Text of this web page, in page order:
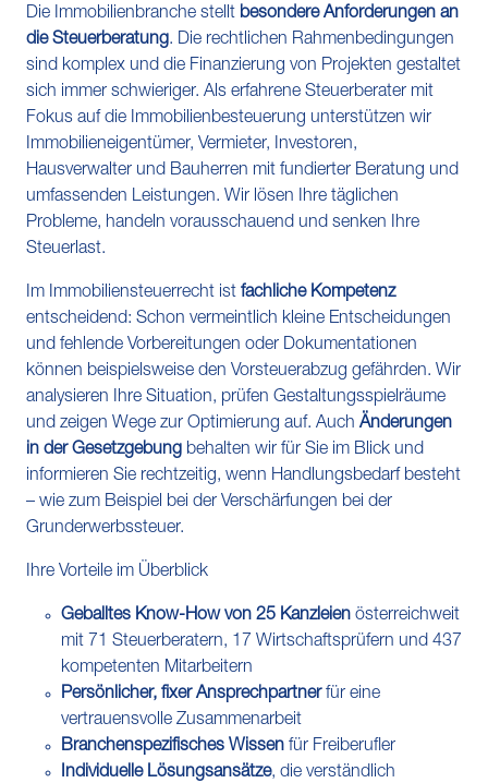
Die Immobilienbranche stellt besondere Anforderungen an
die Steuerberatung. Die rechtlichen Rahmenbedingungen
sind komplex und die Finanzierung von Projekten gestaltet
sich immer schwieriger. Als erfahrene Steuerberater mit
Fokus auf die Immobilienbesteuerung unterstützen wir
Immobilieneigentümer, Vermieter, Investoren,
Hausverwalter und Bauherren mit fundierter Beratung und
umfassenden Leistungen. Wir lösen Ihre täglichen
Probleme, handeln vorausschauend und senken Ihre
Steuerlast.
Im Immobiliensteuerrecht ist fachliche Kompetenz
entscheidend: Schon vermeintlich kleine Entscheidungen
und fehlende Vorbereitungen oder Dokumentationen
können beispielsweise den Vorsteuerabzug gefährden. Wir
analysieren Ihre Situation, prüfen Gestaltungsspielräume
und zeigen Wege zur Optimierung auf. AuchÄnderungen
in der Gesetzgebung behalten wir für Sie im Blick und
informieren Sie rechtzeitig, wenn Handlungsbedarf besteht
– wie zum Beispiel bei der Verschärfungen bei der
Grunderwerbssteuer.
Ihre Vorteile im Überblick
Geballtes Know-How von 25 Kanzleien österreichweit
mit 71 Steuerberatern, 17 Wirtschaftsprüfern und 437
kompetenten Mitarbeitern
Persönlicher, fixer Ansprechpartnerfür eine
vertrauensvolle Zusammenarbeit
Branchenspezifisches Wissen für Freiberufler
Individuelle Lösungsansätze, die verständlich